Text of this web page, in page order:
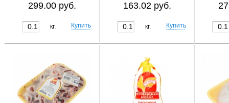
299.00 руб.
кг.
163.02 руб.
кг.